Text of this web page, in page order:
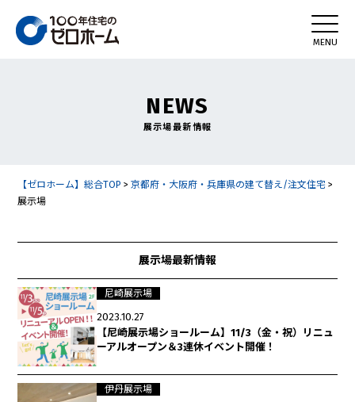
NEWS
展示場最新情報
【ゼロホーム】総合TOP >京都府・大阪府・兵庫県の建て替え/注文住宅 >
展示場
展示場最新情報
尼崎展示場
2023.10.27
【尼崎展示場ショールーム】11/3（金・祝）リニュ
ーアルオープン＆3連休イベント開催！
伊丹展示場